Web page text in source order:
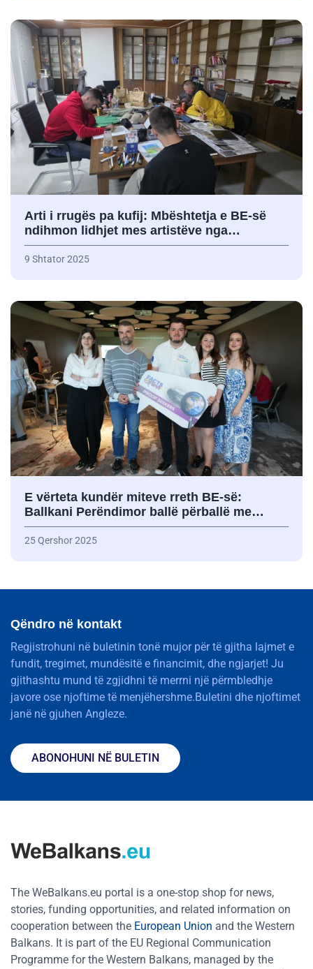
Arti i rrugës pa kufij: Mbështetja e BE-së
ndihmon lidhjet mes artistëve nga…
9 Shtator 2025
E vërteta kundër miteve rreth BE-së:
Ballkani Perëndimor ballë përballë me…
25 Qershor 2025
Qëndro në kontakt
Regjistrohuni në buletinin tonë mujor për të gjitha lajmet e
fundit, tregimet, mundësitë e financimit, dhe ngjarjet! Ju
gjithashtu mund të zgjidhni të merrni një përmbledhje
javore ose njoftime të menjëhershme.Buletini dhe njoftimet
janë në gjuhen Angleze.
ABONOHUNI NË BULETIN
The WeBalkans.eu portal is a one-stop shop for news,
stories, funding opportunities, and related information on
cooperation between the European Union and the Western
Balkans. It is part of the EU Regional Communication
Programme for the Western Balkans, managed by the